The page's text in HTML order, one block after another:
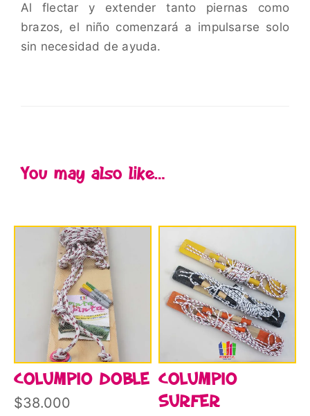
Al flectar y extender tanto piernas como
brazos, el niño comenzará a impulsarse solo
sin necesidad de ayuda.
You may also like…
COLUMPIO DOBLE
$38.000
COLUMPIO
SURFER